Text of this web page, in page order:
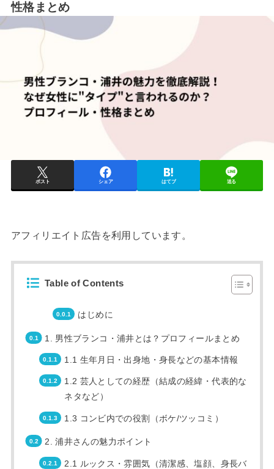
性格まとめ
ポスト シェア はてブ 送る
アフィリエイト広告を利用しています。
Table of Contents
はじめに
1. 男性ブランコ・浦井とは？プロフィールまとめ
1.1 生年月日・出身地・身長などの基本情報
1.2 芸人としての経歴（結成の経緯・代表的な
ネタなど）
1.3 コンビ内での役割（ボケ/ツッコミ）
2. 浦井さんの魅力ポイント
2.1 ルックス・雰囲気（清潔感、塩顔、身長バ